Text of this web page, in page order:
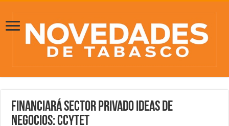
Financiará sector privado ideas de
negocios: CCYTET